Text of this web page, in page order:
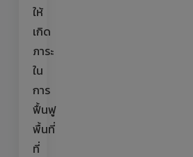
ให้
เกิด
ภาระ
ใน
การ
ฟื้นฟู
พื้นที่
ที่